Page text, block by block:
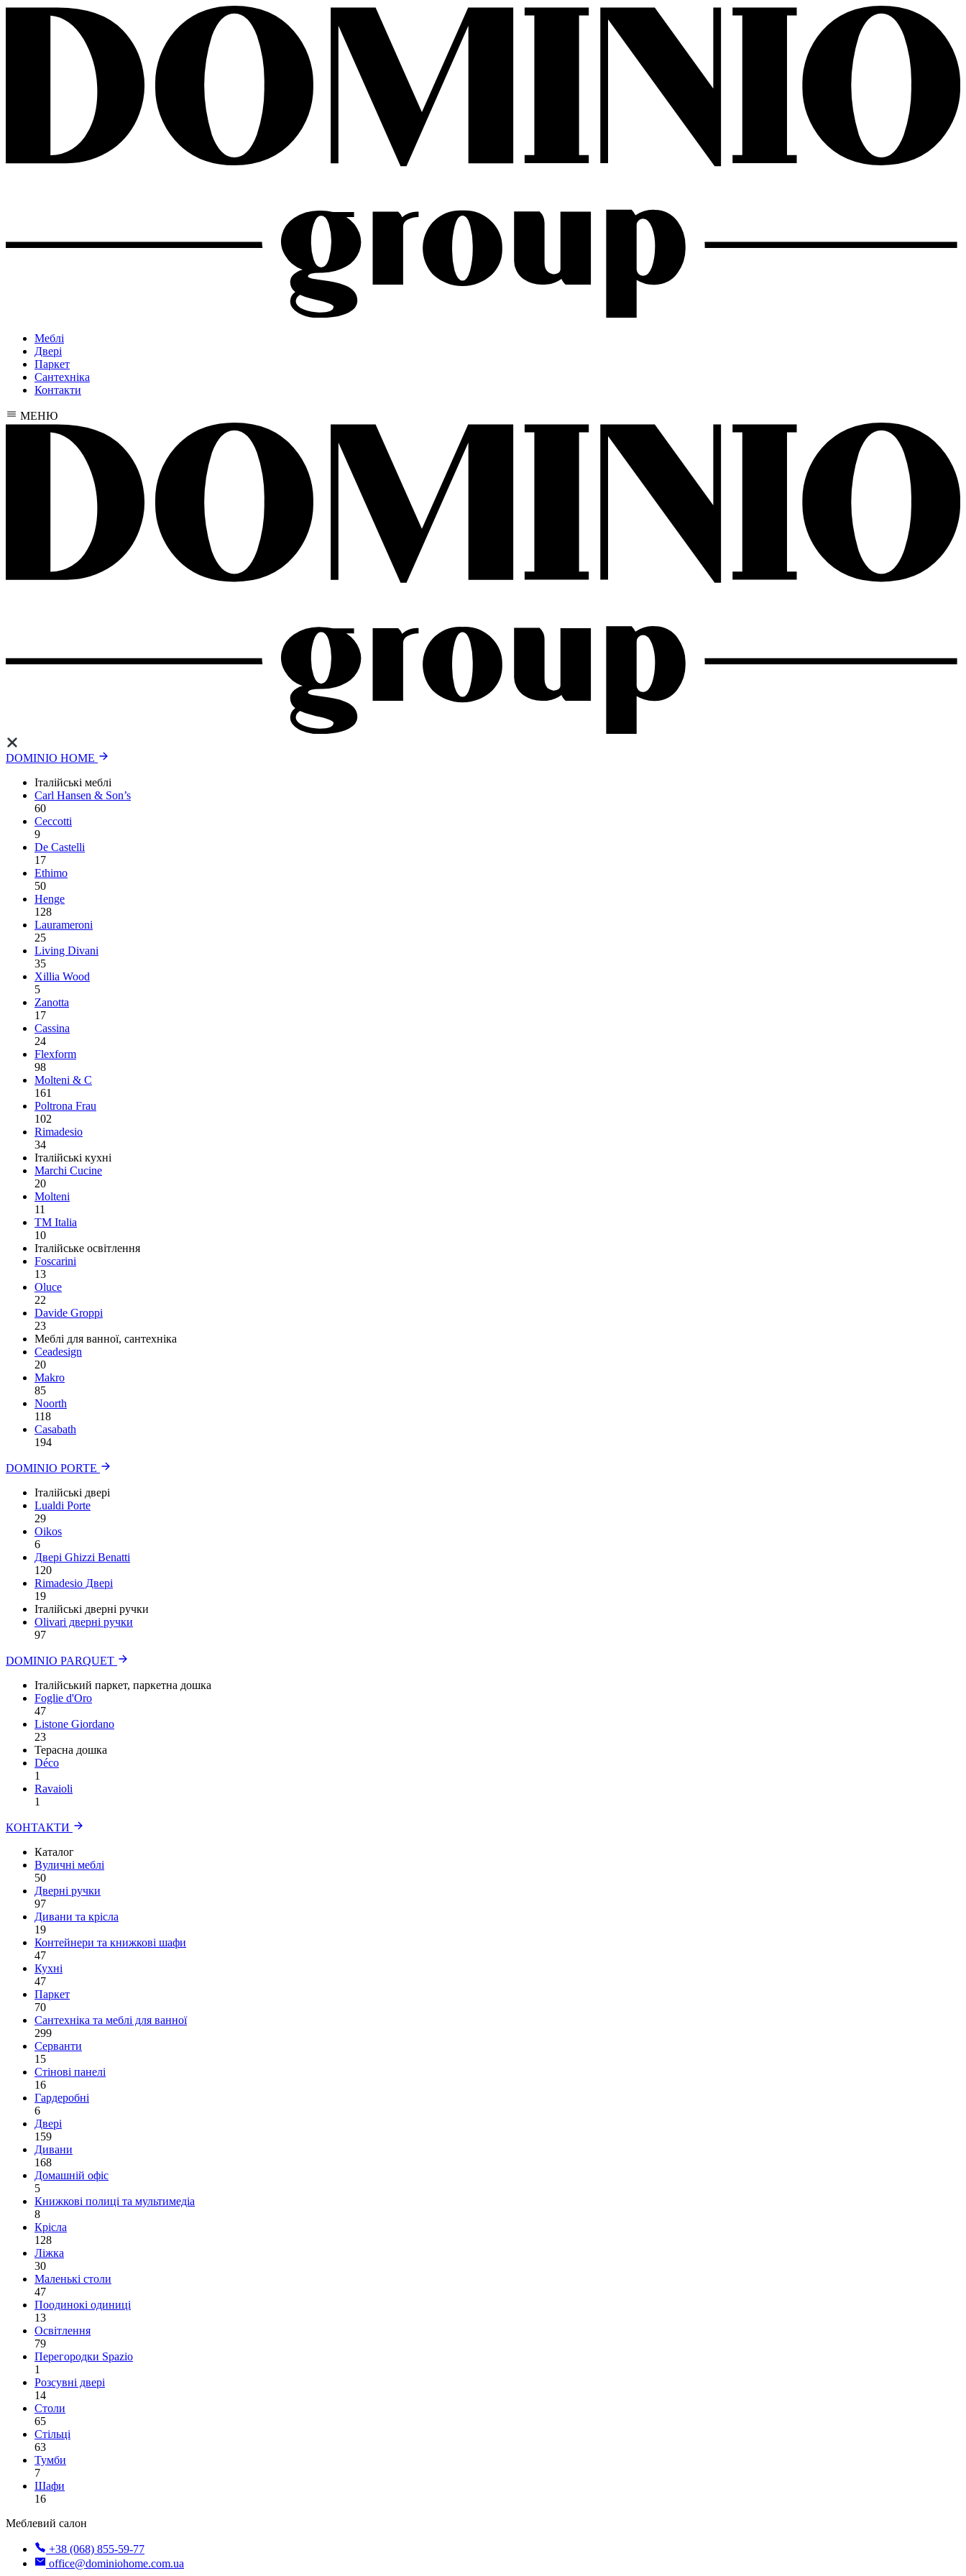
Меблі
Двері
Паркет
Сантехніка
Контакти
МЕНЮ
DOMINIO HOME
Італійські меблі
Carl Hansen & Son’s
60
Ceccotti
9
De Castelli
17
Ethimo
50
Henge
128
Laurameroni
25
Living Divani
35
Xillia Wood
5
Zanotta
17
Cassina
24
Flexform
98
Molteni & C
161
Poltrona Frau
102
Rimadesio
34
Італійські кухні
Marchi Cucine
20
Molteni
11
TM Italia
10
Італійське освітлення
Foscarini
13
Oluce
22
Davide Groppi
23
Меблі для ванної, сантехніка
Ceadesign
20
Makro
85
Noorth
118
Сasabath
194
DOMINIO PORTE
Італійські двері
Lualdi Porte
29
Oikos
6
Двері Ghizzi Benatti
120
Rimadesio Двері
19
Італійські дверні ручки
Olivari дверні ручки
97
DOMINIO PARQUET
Італійський паркет, паркетна дошка
Foglie d'Oro
47
Listone Giordano
23
Терасна дошка
Déco
1
Ravaioli
1
КОНТАКТИ
Каталог
Вуличні меблі
50
Дверні ручки
97
Дивани та крісла
19
Контейнери та книжкові шафи
47
Кухні
47
Паркет
70
Сантехніка та меблі для ванної
299
Серванти
15
Стінові панелі
16
Гардеробні
6
Двері
159
Дивани
168
Домашній офіс
5
Книжкові полиці та мультимедіа
8
Крісла
128
Ліжка
30
Маленькі столи
47
Поодинокі одиниці
13
Освітлення
79
Перегородки Spazio
1
Розсувні двері
14
Столи
65
Стільці
63
Тумби
7
Шафи
16
Меблевий салон
+38 (068) 855-59-77
office@dominiohome.com.ua